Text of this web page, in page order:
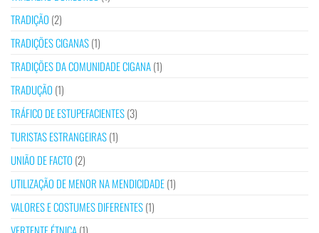
TRADIÇÃO (2)
TRADIÇÕES CIGANAS(1)
TRADIÇÕES DA COMUNIDADE CIGANA(1)
TRADUÇÃO (1)
TRÁFICO DE ESTUPEFACIENTES(3)
TURISTAS ESTRANGEIRAS(1)
UNIÃO DE FACTO (2)
UTILIZAÇÃO DE MENOR NA MENDICIDADE(1)
VALORES E COSTUMES DIFERENTES(1)